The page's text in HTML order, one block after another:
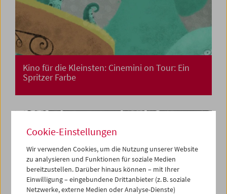
Kino für die Kleinsten: Cinemini on Tour: Ein
Spritzer Farbe
Cookie-Einstellungen
Wir verwenden Cookies, um die Nutzung unserer Website
zu analysieren und Funktionen für soziale Medien
bereitzustellen. Darüber hinaus können – mit Ihrer
Einwilligung – eingebundene Drittanbieter (z. B. soziale
Netzwerke, externe Medien oder Analyse-Dienste)